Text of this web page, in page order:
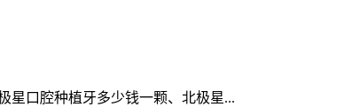
星口腔种植牙多少钱一颗、北极星...